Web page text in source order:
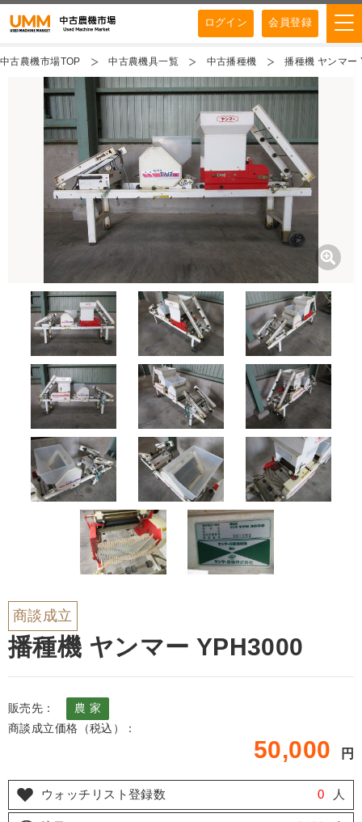
ログイン 会員登録
中古農機市場TOP 中古農機具一覧 中古播種機 播種機 ヤンマー
商談成立
播種機 ヤンマー YPH3000
販売先：
農 家
商談成立価格（税込）：
50,000 円
ウォッチリスト登録数 0 人